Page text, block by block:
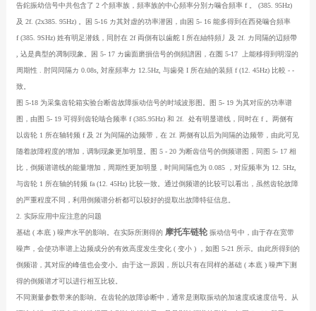
告鉈振幼信号中共包含了 2 个頻率族，頻率族的中心頻率分別カ噛合頻率 f (385. 95Hz)
及 2f. (2x385. 95Hz) 。困 5-16 カ其対虚的功率潜困，由困 5- 16 能多得到在西発噛合頻率
f (385. 9SHz) 姓有明足潜銭，同肘在 2f 両側有以歯舵 I 所在紬特頻丿及 2f. カ同隔的辺頻帶
込是典型的凋制現象。困 5- 17 カ歯面磨損信号的倒頻譜困，在圏 5-17 上能移得到明湿的
周期性 肘同同隔カ 0.08s, 対座頻率カ 12.5Hz, 与歯発 I 所在紬的装頻 f (12. 45Hz) 比較 - -
致。
图 5-18 为采集齿轮箱实验台断齿故障振动信号的时域波形图。图 5- 19 为其对应的功率谱
图，由图 5- 19 可得到齿轮啮合频率 f (385.95Hz) 和 2f. 处有明显谱线，同时在 f 。两侧有
以齿轮 1 所在轴转频 f 及 2f 为间隔的边频带，在 2f. 两侧有以后为间隔的边频带，由此可见
随着故障程度的增加，调制现象更加明显。图 5 - 20 为断齿信号的倒频谱图，同图 5- 17 相
比，倒频谱谱线的能量增加，周期性更加明显，时间间隔也为 0.085 ，对应频率为 12. 5Hz,
与齿轮 1 所在轴的转频 fa (12. 45Hz) 比较一致。通过倒频谱的比较可以看出，虽然齿轮故障
的严重程度不同，利用倒频谱分析都可以较好的提取出故障特征信息。
2. 实际应用中应注意的问题
基础 ( 本底 ) 噪声水平的影响。在实际所测得的 摩托车链轮 振动信号中，由于存在宽带
噪声，会使功率谱上边频成分的有效高度发生变化 ( 变小 ) ，如图 5-21 所示。由此所得到的
倒频谐，其对应的峰值也会变小。由于这一原因，所以只有在同样的基础 ( 本底 ) 噪声下测
得的倒频谱才可以进行相互比较。
不同测量参数带来的影响。在齿轮的故障诊断中，通常是测取振动的加速度或速度信号。从